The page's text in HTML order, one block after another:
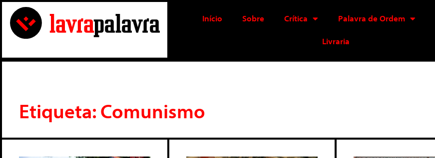
Início Sobre Crítica Palavra de Ordem
Livraria
Etiqueta: Comunismo